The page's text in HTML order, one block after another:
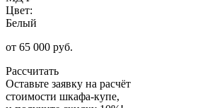
Цвет:
Белый
от 65 000 руб.
Рассчитать
Оставьте заявку на расчёт
стоимости шкафа-купе,